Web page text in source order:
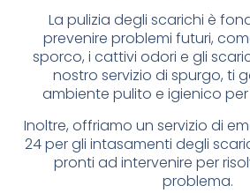
La pulizia degli scarichi è
prevenire problemi futuri,
sporco, i cattivi odori e gli
nostro servizio di spurgo, ti
ambiente pulito e igienico
Inoltre, offriamo un servizio di
24 per gli intasamenti degli
pronti ad intervenire per
problema.